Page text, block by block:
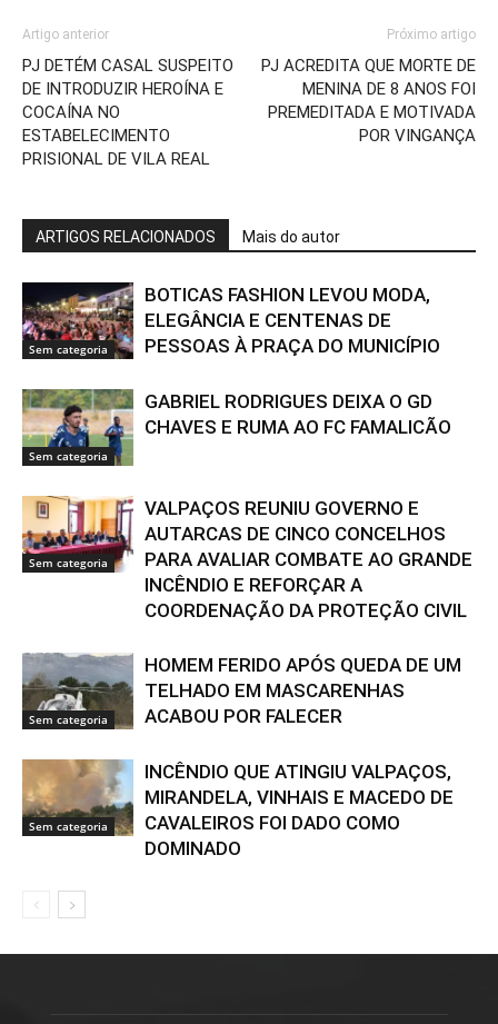
Artigo anterior
PJ DETÉM CASAL SUSPEITO
DE INTRODUZIR HEROÍNA E
COCAÍNA NO
ESTABELECIMENTO
PRISIONAL DE VILA REAL
Próximo artigo
PJ ACREDITA QUE MORTE DE
MENINA DE 8 ANOS FOI
PREMEDITADA E MOTIVADA
POR VINGANÇA
ARTIGOS RELACIONADOS Mais do autor
Sem categoria
BOTICAS FASHION LEVOU MODA,
ELEGÂNCIA E CENTENAS DE
PESSOAS À PRAÇA DO MUNICÍPIO
Sem categoria
GABRIEL RODRIGUES DEIXA O GD
CHAVES E RUMA AO FC FAMALICÃO
Sem categoria
VALPAÇOS REUNIU GOVERNO E
AUTARCAS DE CINCO CONCELHOS
PARA AVALIAR COMBATE AO GRANDE
INCÊNDIO E REFORÇAR A
COORDENAÇÃO DA PROTEÇÃO CIVIL
Sem categoria
HOMEM FERIDO APÓS QUEDA DE UM
TELHADO EM MASCARENHAS
ACABOU POR FALECER
Sem categoria
INCÊNDIO QUE ATINGIU VALPAÇOS,
MIRANDELA, VINHAIS E MACEDO DE
CAVALEIROS FOI DADO COMO
DOMINADO